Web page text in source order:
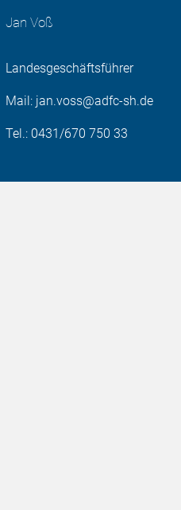
Jan Voß
Landesgeschäftsführer
Mail: jan.voss@adfc-sh.de
Tel.: 0431/670 750 33